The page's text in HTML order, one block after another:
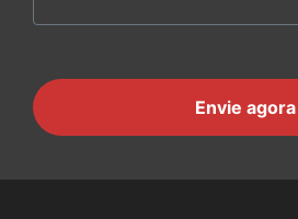
Envie agora